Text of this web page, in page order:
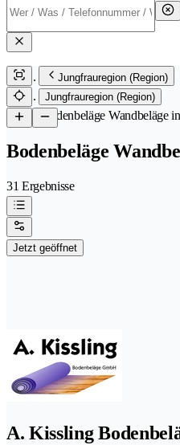
Jungfrauregion (Region)
Jungfrauregion (Region)
/Bodenbeläge Wandbeläge
Bodenbeläge
31 Ergebnisse
Jetzt geöffnet
A. Kissling